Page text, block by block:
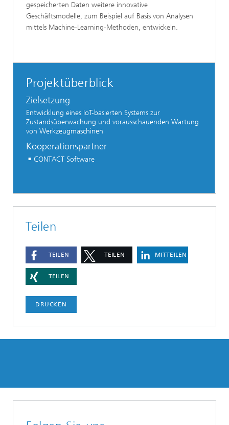
gespeicherten Daten weitere innovative
Geschäftsmodelle, zum Beispiel auf Basis von Analysen
mittels Machine-Learning-Methoden, entwickeln.
Projektüberblick
Zielsetzung
Entwicklung eines IoT-basierten Systems zur
Zustandsüberwachung und vorausschauenden Wartung
von Werkzeugmaschinen
Kooperationspartner
CONTACT Software
Teilen
TEILEN TEILEN MITTEILEN
TEILEN
DRUCKEN